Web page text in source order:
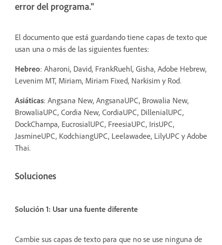
error del programa."
El documento que está guardando tiene capas de texto que
usan una o más de las siguientes fuentes:
Hebreo: Aharoni, David, FrankRuehl, Gisha, Adobe Hebrew,
Levenim MT, Miriam, Miriam Fixed, Narkisim y Rod.
Asiáticas: Angsana New, AngsanaUPC, Browalia New,
BrowaliaUPC, Cordia New, CordiaUPC, DillenialUPC,
DockChampa, EucrosialUPC, FreesiaUPC, IrisUPC,
JasmineUPC, KodchiangUPC, Leelawadee, LilyUPC y Adobe
Thai.
Soluciones
Solución 1: Usar una fuente diferente
Cambie sus capas de texto para que no se use ninguna de